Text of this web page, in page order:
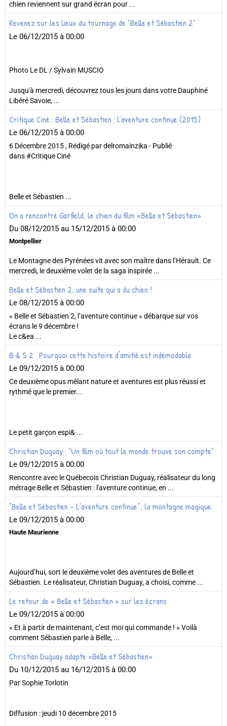
chien reviennent sur grand écran pour ...
Revenez sur les lieux du tournage de "Belle et Sébastien 2"
Le 06/12/2015 à 00:00
Photo Le DL / Sylvain MUSCIO
Jusqu'à mercredi, découvrez tous les jours dans votre Dauphiné
Libéré Savoie, ...
Critique Ciné : Belle et Sébastien : l’aventure continue (2015)
Le 06/12/2015 à 00:00
6 Décembre 2015 , Rédigé par delromainzika - Publié
dans #Critique Ciné
Belle et Sébastien ...
On a rencontré Garfield, le chien du film «Belle et Sébastien»
Du 08/12/2015 au 15/12/2015 à 00:00
Montpellier
Le Montagne des Pyrénées vit avec son maître dans l’Hérault. Ce
mercredi, le deuxième volet de la saga inspirée ...
Belle et Sébastien 2, une suite qui a du chien !
Le 08/12/2015 à 00:00
« Belle et Sébastien 2, l’aventure continue » débarque sur vos
écrans le 9 décembre !
Le c&ea ...
B & S 2 : Pourquoi cette histoire d'amitié est indémodable
Le 09/12/2015 à 00:00
Ce deuxième opus mêlant nature et aventures est plus réussi et
rythmé que le premier...
Le petit garçon espi& ...
Christian Duguay : "Un film où tout le monde trouve son compte"
Le 09/12/2015 à 00:00
Rencontre avec le Québecois Christian Duguay, réalisateur du long
métrage Belle et Sébastien : l'aventure continue, en ...
“Belle et Sébastien - L’aventure continue”, la montagne magique
Le 09/12/2015 à 00:00
Haute Maurienne
Aujourd’hui, sort le deuxième volet des aventures de Belle et
Sébastien. Le réalisateur, Christian Duguay, a choisi, comme ...
Le retour de « Belle et Sébastien » sur les écrans
Le 09/12/2015 à 00:00
« Et à partir de maintenant, c’est moi qui commande ! » Voilà
comment Sébastien parle à Belle, ...
Christian Duguay adapte «Belle et Sébastien»
Du 10/12/2015 au 16/12/2015 à 00:00
Par Sophie Torlotin
Diffusion : jeudi 10 décembre 2015